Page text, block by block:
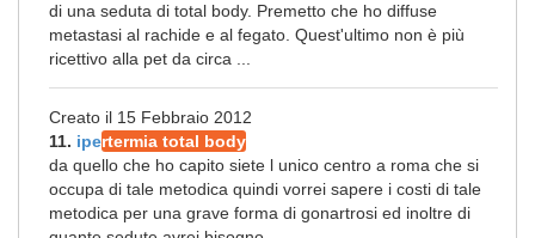
di una seduta di total body. Premetto che ho diffuse
metastasi al rachide e al fegato. Quest'ultimo non è più
ricettivo alla pet da circa ...
Creato il 15 Febbraio 2012
11. ipertermia total body
da quello che ho capito siete l unico centro a roma che si
occupa di tale metodica quindi vorrei sapere i costi di tale
metodica per una grave forma di gonartrosi ed inoltre di